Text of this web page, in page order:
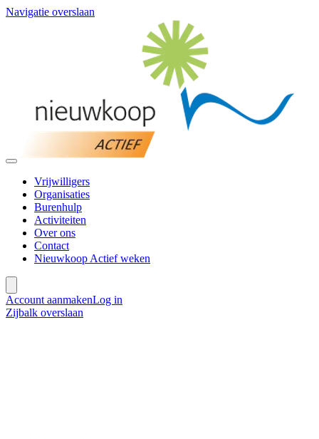
Navigatie overslaan
Vrijwilligers
Organisaties
Burenhulp
Activiteiten
Over ons
Contact
Nieuwkoop Actief weken
Account aanmakenLog in
Zijbalk overslaan